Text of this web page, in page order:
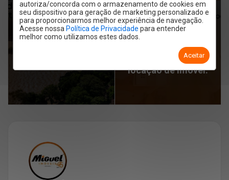
autoriza/concorda com o armazenamento de cookies em
seu dispositivo para geração de marketing personalizado e
para proporcionarmos melhor experiência de navegação.
Acesse nossa Política de Privacidade para entender
melhor como utilizamos estes dados.
Aceitar
Crescimento: 5
Fatores que Estão
Valorizando os
ou título de
capitalização?
Entenda as garantias
a melhor para sua
locação de imóvel.